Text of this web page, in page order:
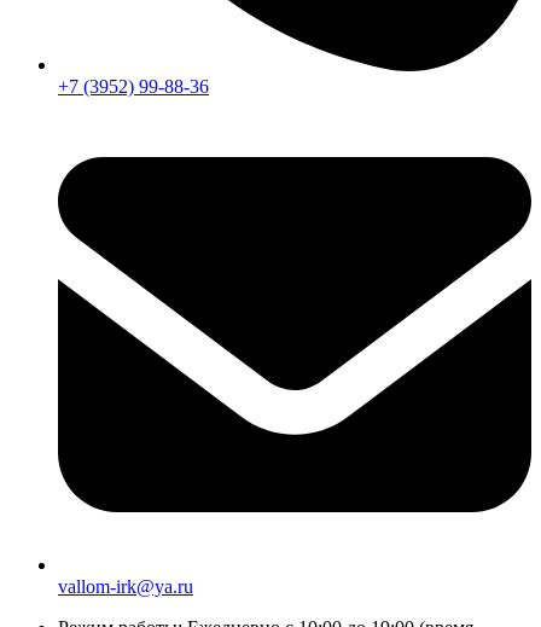
+7 (3952) 99-88-36
vallom-irk@ya.ru